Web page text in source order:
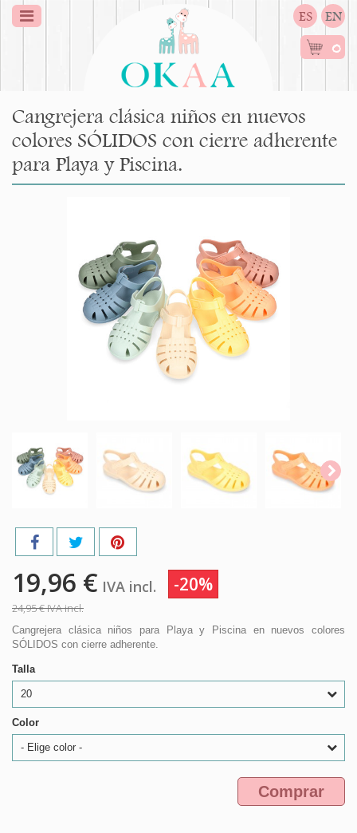
ES EN
0
Cangrejera clásica niños en nuevos
colores SÓLIDOS con cierre adherente
para Playa y Piscina.
19,96 € IVA incl. -20%
24,95 €IVA incl.
Cangrejera clásica niños para Playa y Piscina en nuevos colores
SÓLIDOS con cierre adherente.
Talla
20
Color
- Elige color -
Comprar